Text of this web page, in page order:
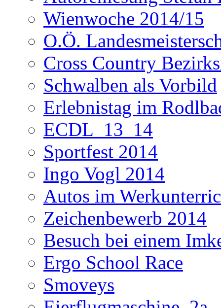
Wienwoche 2014/15
O.Ö.
Cross Country
Schwalben als Vorbild
Erlebnistag im
ECDL_13_14
Sportfest 2014
Ingo Vogl 2014
Autos im
Zeichenbewerb 2014
Besuch bei einem
Ergo School Race
Smoveys